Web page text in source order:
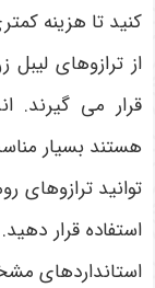
کنید تا هزینه
از ترازوهای
قرار می‌ گیرند.
هستند بسیار
‌توانید ترازوهای
استفاده قرار
استانداردهای